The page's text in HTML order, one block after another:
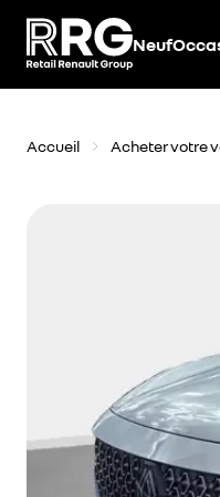
Neuf
Accueil Acheter votre